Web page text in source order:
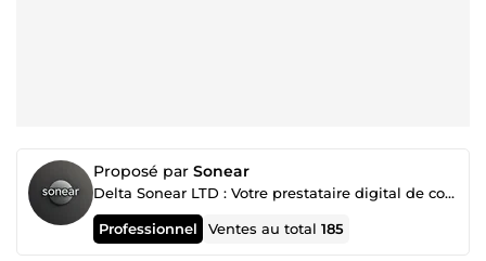
Proposé par Sonear
Delta Sonear LTD : Votre prestataire digital de confiance
Professionnel Ventes au total185